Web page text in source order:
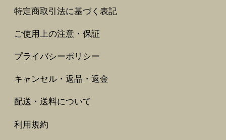
特定商取引法に基づく表記
ご使用上の注意・保証
プライバシーポリシー
キャンセル・返品・返金
配送・送料について
利用規約